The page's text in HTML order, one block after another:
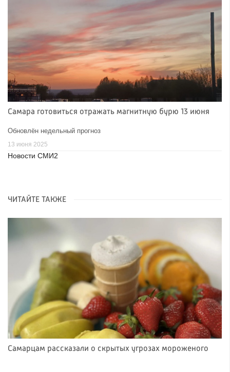
Самара готовиться отражать магнитную бурю 13 июня
Обновлён недельный прогноз
13 июня 2025
Новости СМИ2
ЧИТАЙТЕ ТАКЖЕ
Самарцам рассказали о скрытых угрозах мороженого